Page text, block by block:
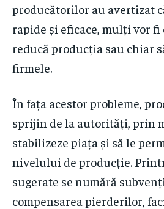
producătorilor au avertizat
rapide și eficace, mulți vor fi
reducă producția sau chiar
firmele.
În fața acestor probleme,
sprijin de la autorități, prin
stabilizeze piața și să le
nivelului de producție.
sugerate se numără
compensarea pierderilor,